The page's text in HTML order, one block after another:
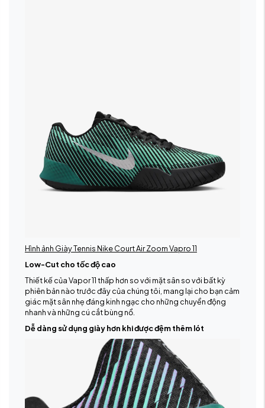
Hình ảnh Giày Tennis Nike Court Air Zoom Vapro 11
Low-Cut cho tốc độ cao
Thiết kế của Vapor 11 thấp hơn so với mặt sân so với bất kỳ
phiên bản nào trước đây của chúng tôi, mang lại cho bạn cảm
giác mặt sân nhẹ đáng kinh ngạc cho những chuyển động
nhanh và những cú cắt bùng nổ.
Dễ dàng sử dụng giày hơn khi được đệm thêm lót